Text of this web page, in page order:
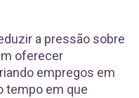
a pressão sobre
oferecer
empregos em
tempo em que